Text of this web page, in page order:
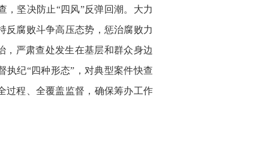
坚决防止“四风”反弹回潮。大力
反腐败斗争高压态势，惩治腐败力
，严肃查处发生在基层和群众身边
执纪“四种形态”，对典型案件快查
过程、全覆盖监督，确保筹办工作